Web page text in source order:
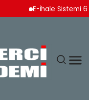
E-İhale Sistemi 6